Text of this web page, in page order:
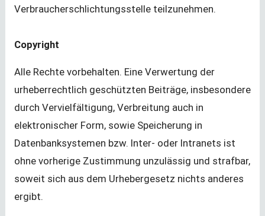
Verbraucherschlichtungsstelle teilzunehmen.
Copyright
Alle Rechte vorbehalten. Eine Verwertung der
urheberrechtlich geschützten Beiträge, insbesondere
durch Vervielfältigung, Verbreitung auch in
elektronischer Form, sowie Speicherung in
Datenbanksystemen bzw. Inter- oder Intranets ist
ohne vorherige Zustimmung unzulässig und strafbar,
soweit sich aus dem Urhebergesetz nichts anderes
ergibt.